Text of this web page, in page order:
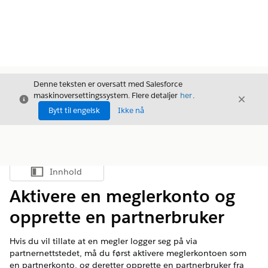
Avslutt
Denne teksten er oversatt med Salesforce
maskinoversettingssystem. Flere detaljer her.
Bytt til engelsk
Ikke nå
Avslutt
Vis innholdsfortegnelse
Innhold
Aktivere en meglerkonto og
opprette en partnerbruker
Hvis du vil tillate at en megler logger seg på via
partnernettstedet, må du først aktivere meglerkontoen som
en partnerkonto, og deretter opprette en partnerbruker fra